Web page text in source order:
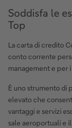
Soddisfa le
Top
La carta di credito
conto corrente
management e per
È uno strumento di
elevato che
vantaggi e servizi
sale aeroportuali e